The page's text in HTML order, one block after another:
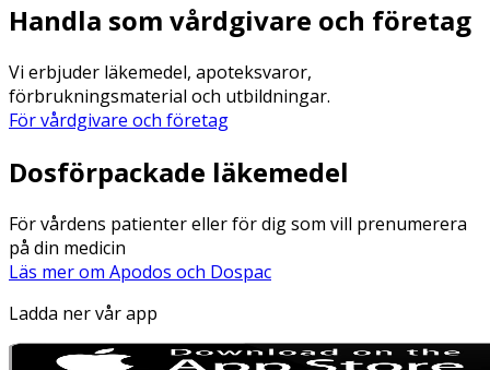
Handla som vårdgivare och företag
Vi erbjuder läkemedel, apoteksvaror,
förbrukningsmaterial och utbildningar.
För vårdgivare och företag
Dosförpackade läkemedel
För vårdens patienter eller för dig som vill prenumerera
på din medicin
Läs mer om Apodos och Dospac
Ladda ner vår app